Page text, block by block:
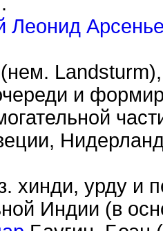
Леонид
(нем.
и
хинди, урду и
Индии (в